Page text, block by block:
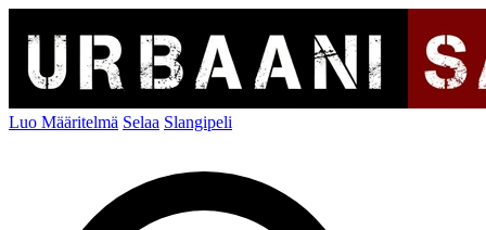
Luo Määritelmä Selaa Slangipeli